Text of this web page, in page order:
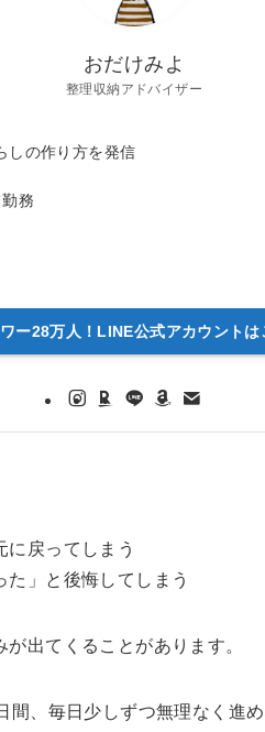
おだけみよ
整理収納アドバイザー
しの作り方を発信
務
ー28万人！LINE公式アカウントは
に戻ってしまう
た」と後悔してしまう
出てくることがあります。
間、毎日少しずつ無理なく進